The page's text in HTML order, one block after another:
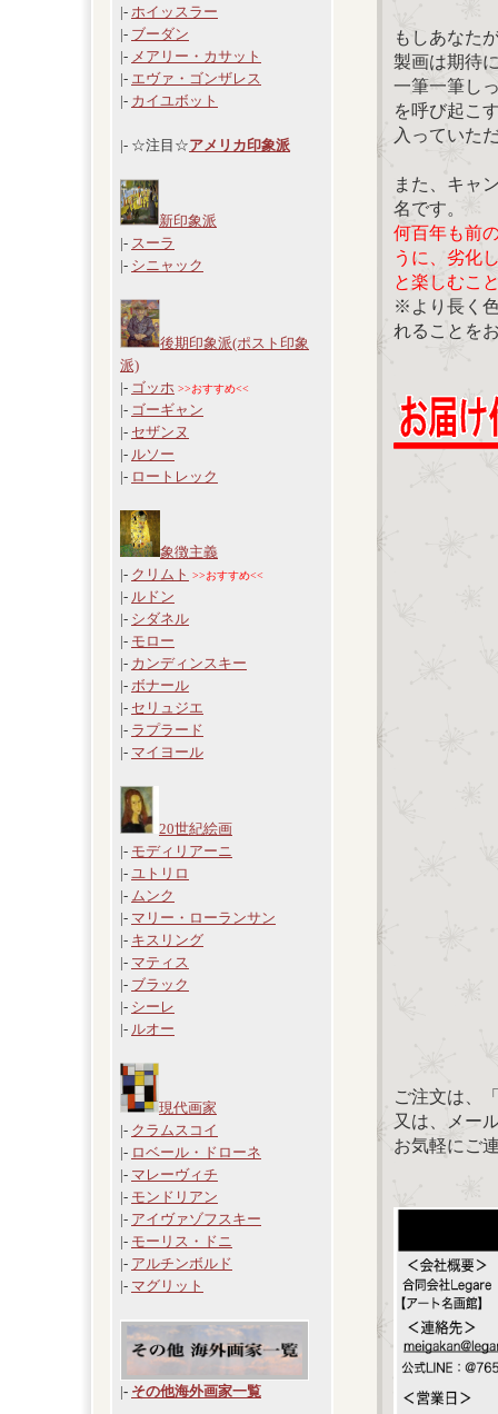
|- ホイッスラー
|- ブーダン
|- メアリー・カサット
|- エヴァ・ゴンザレス
|- カイユボット
|- ☆注目☆アメリカ印象派
新印象派
|- スーラ
|- シニャック
後期印象派(ポスト印象
派)
|- ゴッホ >>おすすめ<<
|- ゴーギャン
|- セザンヌ
|- ルソー
|- ロートレック
象徴主義
|- クリムト >>おすすめ<<
|- ルドン
|- シダネル
|- モロー
|- カンディンスキー
|- ボナール
|- セリュジエ
|- ラプラード
|- マイヨール
20世紀絵画
|- モディリアーニ
|- ユトリロ
|- ムンク
|- マリー・ローランサン
|- キスリング
|- マティス
|- ブラック
|- シーレ
|- ルオー
現代画家
|- クラムスコイ
|- ロベール・ドローネ
|- マレーヴィチ
|- モンドリアン
|- アイヴァゾフスキー
|- モーリス・ドニ
|- アルチンボルド
|- マグリット
|- その他海外画家一覧
もしあなた
製画は期待
一筆一筆し
を呼び起こ
入っていた
また、キャ
名です。
何百年も前
うに、劣化
と楽しむこ
※より長く
れることを
ご注文は、
又は、メー
お気軽にご